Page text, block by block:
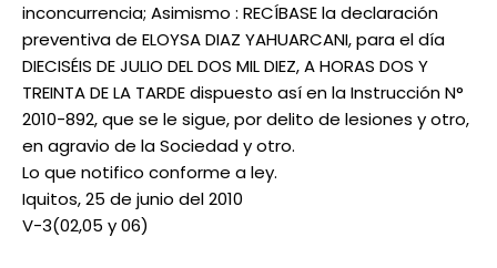
inconcurrencia; Asimismo : RECÍBASE la declaración
preventiva de ELOYSA DIAZ YAHUARCANI, para el día
DIECISÉIS DE JULIO DEL DOS MIL DIEZ, A HORAS DOS Y
TREINTA DE LA TARDE dispuesto así en la Instrucción N°
2010-892, que se le sigue, por delito de lesiones y otro,
en agravio de la Sociedad y otro.
Lo que notifico conforme a ley.
Iquitos, 25 de junio del 2010
V-3(02,05 y 06)